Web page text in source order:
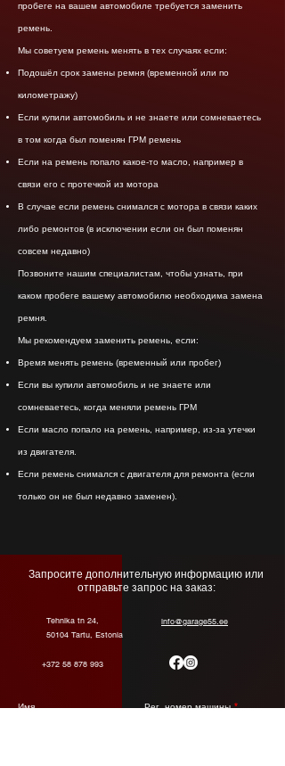
пробеге на вашем автомобиле требуется заменить
ремень.
Мы советуем ремень менять в тех случаях если:
Подошёл срок замены ремня (временной или по
километражу)
Если купили автомобиль и не знаете или сомневаетесь
в том когда был поменян ГРМ ремень
Если на ремень попало какое-то масло, например в
связи его с протечкой из мотора
В случае если ремень снимался с мотора в связи каких
либо ремонтов (в исключении если он был поменян
совсем недавно)
Позвоните нашим специалистам, чтобы узнать, при
каком пробеге вашему автомобилю необходима замена
ремня.
Мы рекомендуем заменить ремень, если:
Время менять ремень (временный или пробег)
Если вы купили автомобиль и не знаете или
сомневаетесь, когда меняли ремень ГРМ
Если масло попало на ремень, например, из-за утечки
из двигателя.
Если ремень снимался с двигателя для ремонта (если
только он не был недавно заменен).
Запросите дополнительную информацию или
отправьте запрос на заказ:
Tehnika tn 24,
50104 Tartu, Estonia
info@garage55.ee
+372 58 878 993
Имя Рег. номер машины